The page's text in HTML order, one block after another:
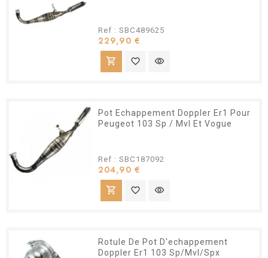
Ref : SBC489625
229,90 €
shopping_cart favorite_border visibility
Pot Echappement Doppler Er1 Pour
Peugeot 103 Sp / Mvl Et Vogue
Ref : SBC187092
204,90 €
shopping_cart favorite_border visibility
Rotule De Pot D'echappement
Doppler Er1 103 Sp/Mvl/Spx